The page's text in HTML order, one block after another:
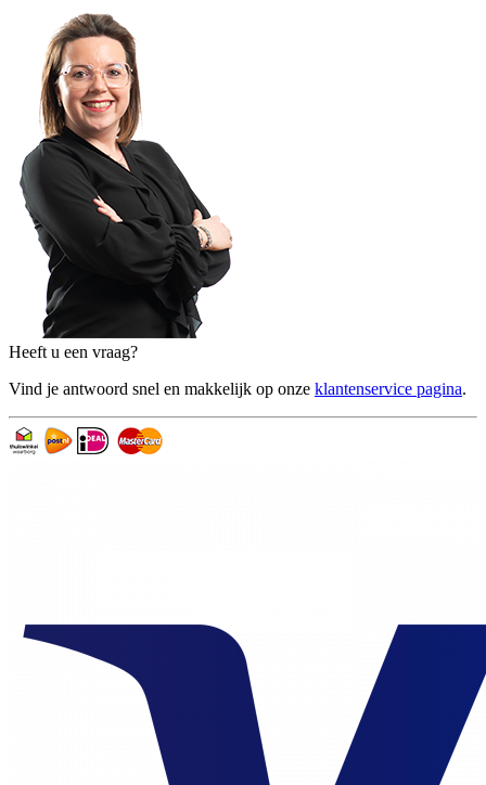
Heeft u een vraag?
Vind je antwoord snel en makkelijk op onze klantenservice pagina.